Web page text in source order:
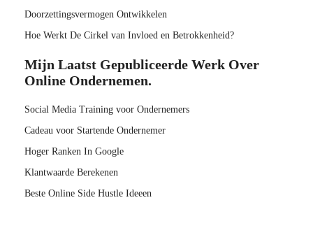
Doorzettingsvermogen Ontwikkelen
Hoe Werkt De Cirkel van Invloed en Betrokkenheid?
Mijn Laatst Gepubliceerde Werk Over
Online Ondernemen.
Social Media Training voor Ondernemers
Cadeau voor Startende Ondernemer
Hoger Ranken In Google
Klantwaarde Berekenen
Beste Online Side Hustle Ideeen